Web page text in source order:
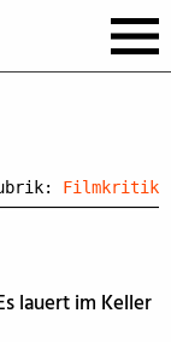
Filmkritik
lauert im Keller